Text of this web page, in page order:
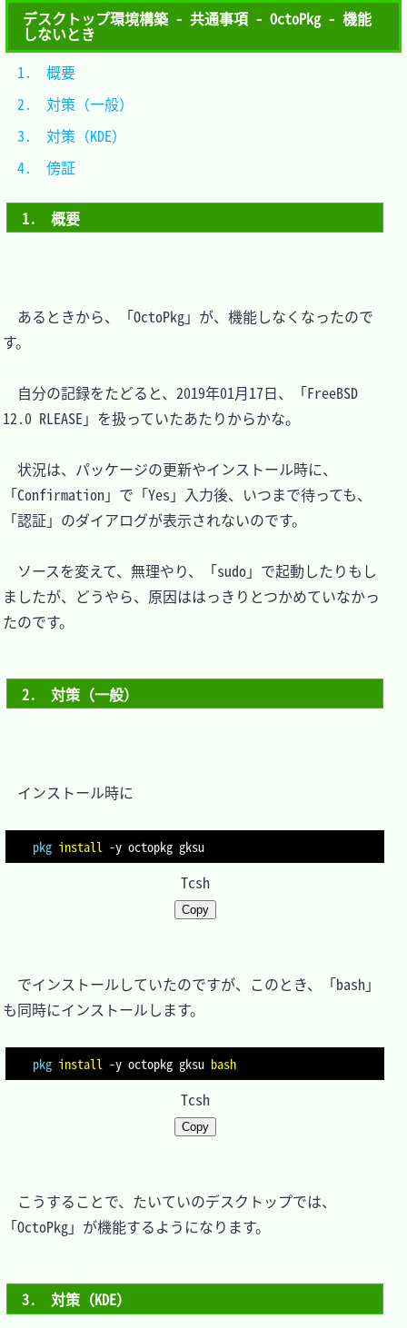
デスクトップ環境構築 - 共通事項 - OctoPkg - 機能
しないとき
1.　概要
あるときから、「OctoPkg」が、機能しなくなったので
す。
自分の記録をたどると、2019年01月17日、「FreeBSD
12.0 RLEASE」を扱っていたあたりからかな。
状況は、パッケージの更新やインストール時に、
「Confirmation」で「Yes」入力後、いつまで待っても、
「認証」のダイアログが表示されないのです。
ソースを変えて、無理やり、「sudo」で起動したりもし
ましたが、どうやら、原因ははっきりとつかめていなかっ
たのです。
2.　対策（一般）
インストール時に
pkg install -y
Tcsh
Copy
でインストールしていたのですが、このとき、「bash」
も同時にインストールします。
pkg install -y octopkg gksu bash
Tcsh
Copy
こうすることで、たいていのデスクトップでは、
「OctoPkg」が機能するようになります。
3.　対策（KDE）